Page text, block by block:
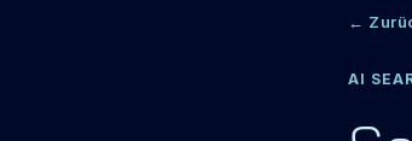
←
AI